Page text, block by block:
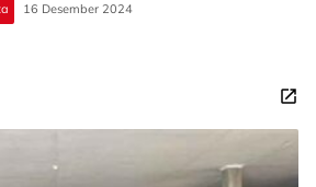
16 Desember 2024